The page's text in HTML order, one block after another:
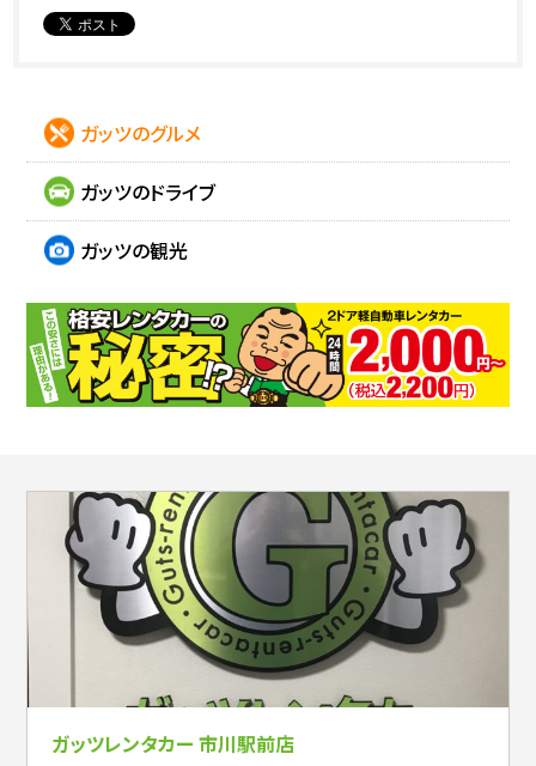
ガッツのグルメ
ガッツのドライブ
ガッツの観光
ガッツレンタカー 市川駅前店